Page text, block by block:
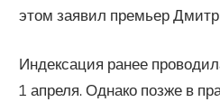
этом заявил премьер
Индексация ранее
1 апреля. Однако позже в